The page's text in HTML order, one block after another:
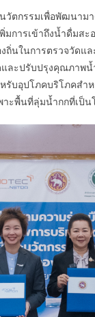
วัตกรรมเพื่อพัฒนา
มการเข้าถึงน้ำดื่ม
นในการตรวจวัดแ
ละปรับปรุงคุณภาพ
บอุปโภคบริโภคสำ
ะพื้นที่ลุ่มน้ำกกที่เป็